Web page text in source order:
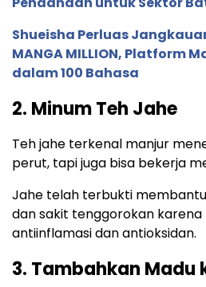
Shueisha Perluas
MANGA MILLION, Platform
dalam 100 Bahasa
2. Minum Teh Jahe
Teh jahe terkenal manjur
perut, tapi juga bisa bekerja
Jahe telah terbukti
dan sakit tenggorokan
antiinflamasi dan antioksidan.
3. Tambahkan Madu